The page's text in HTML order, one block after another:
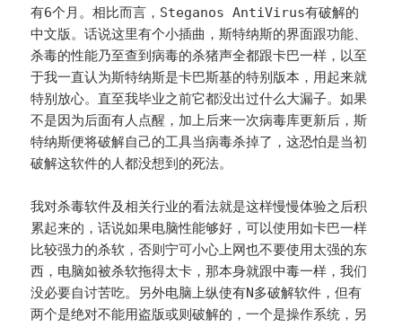
有6个月。相比而言，Steganos AntiVirus有破解的
中文版。话说这里有个小插曲，斯特纳斯的界面跟功能、
杀毒的性能乃至查到病毒的杀猪声全都跟卡巴一样，以至
于我一直认为斯特纳斯是卡巴斯基的特别版本，用起来就
特别放心。直至我毕业之前它都没出过什么大漏子。如果
不是因为后面有人点醒，加上后来一次病毒库更新后，斯
特纳斯便将破解自己的工具当病毒杀掉了，这恐怕是当初
破解这软件的人都没想到的死法。
我对杀毒软件及相关行业的看法就是这样慢慢体验之后积
累起来的，话说如果电脑性能够好，可以使用如卡巴一样
比较强力的杀软，否则宁可小心上网也不要使用太强的东
西，电脑如被杀软拖得太卡，那本身就跟中毒一样，我们
没必要自讨苦吃。另外电脑上纵使有N多破解软件，但有
两个是绝对不能用盗版或则破解的，一个是操作系统，另